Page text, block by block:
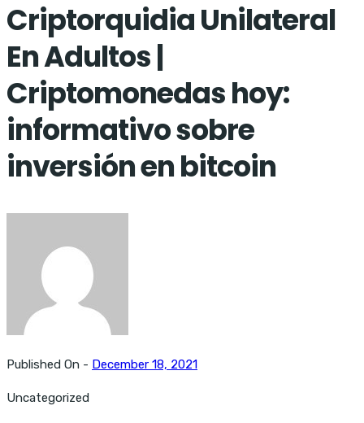
Criptorquidia Unilateral
En Adultos |
Criptomonedas hoy:
informativo sobre
inversión en bitcoin
Published On - December 18, 2021
Uncategorized